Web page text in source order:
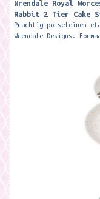
Wrendale Royal
Rabbit 2 Tier Cake
Prachtig porseleinen
Wrendale Designs.